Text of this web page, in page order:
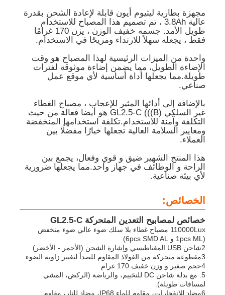
منزل
المنتجات
عرض الواقع الافتراضي
حول بنا
جولة في المعمل
ضبط الجودة
أخبار
طلب اقتباس
مجهزة بطارية ليثيوم أيون قابلة لإعادة الشحن بقدرة
عالية 3.8Ah ، تم تصميم هذا المصباح للاستخدام
طويل الأمد. جسمه خفيف الوزن ، يزن 170 غرامًا
فقط ، يجعله سهلاً للارتداء ومريحًا في الاستخدام.
واحدة من الميزات الرئيسية لهذا المصباح هو وقت
الإضاءة الطويل، مما يضمن إضاءة موثوقة لفترات
طويلة.مما يجعلها أداة أساسية لأي موقع عمل
صناعي.
بالإضافة إلى أدائها المثير للإعجاب ، مصباح الغطاء
غير السلكي GL2.5-C (((B) هو أيضا فعالة من حيث
التكلفة وآمنة للاستخدام.تكلفة استخدامها المنخفضة
ومعايير السلامة العالية تجعلها خيارًا مفضلًا بين
العملاء.
هذا المنتج الشهير ضيق و قوي وفعال، يجمع بين
الراحة و الوظائف في جهاز واحد.مما يجعلها ضرورية
لأي بيئة صناعية.
الخصائص:
خصائص لمصابيح التعدين المتحركة GL2.5-C
110000Lux مصباح غطاء بلا سلك ضوء عالي ضوء منخفض
(1pcs ML و 6pcs SMD AL)
2شاحن USB المغناطيسي وإشارة الشحن (الأحمر - الأخضر)
3مقطوعة متحركة من الفولاذ المقاوم للصدأ لتغيير زاوية الضوء
4حجم صغير و وزن خفيف 170 غرام
5. مع بدلة شاحن DC للتخييم، والرياضة (الركض، المشي
لمسافات طويلة).
6مضاد للانفجارات، مقاوم للماء IP68، مضاد للنار، مقاوم